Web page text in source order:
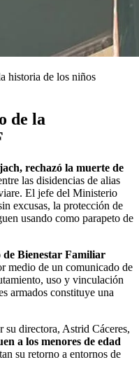
historia de los niños
de la
rechazó la muerte de
las disidencias de alias
El jefe del Ministerio
excusas, la protección de
usando como parapeto de
Bienestar Familiar
medio de un comunicado de
uso y vinculación
armados constituye una
su directora, Astrid Cáceres,
a los menores de edad
su retorno a entornos de